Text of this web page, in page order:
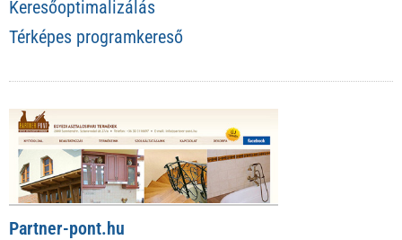
Keresőoptimalizálás
Térképes programkereső
Partner-pont.hu